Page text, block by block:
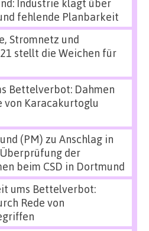
Industrie klagt über
fehlende Planbarkeit
Stromnetz und
stellt die Weichen für
Bettelverbot: Dahmen
von Karacakurtoglu
(PM) zu Anschlag in
der
beim CSD in Dortmund
ums Bettelverbot:
Rede von